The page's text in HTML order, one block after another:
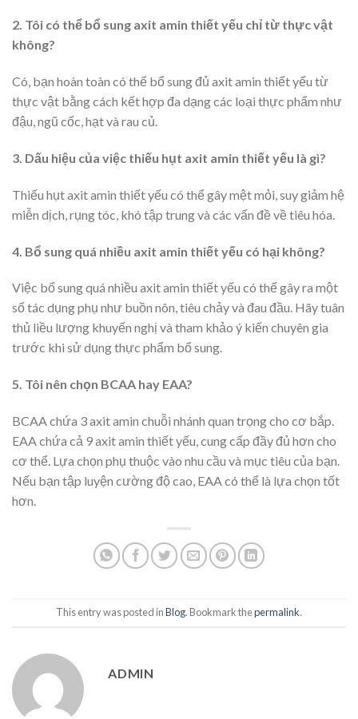
2. Tôi có thể bổ sung axit amin thiết yếu chỉ từ thực vật
không?
Có, bạn hoàn toàn có thể bổ sung đủ axit amin thiết yếu từ
thực vật bằng cách kết hợp đa dạng các loại thực phẩm như
đậu, ngũ cốc, hạt và rau củ.
3. Dấu hiệu của việc thiếu hụt axit amin thiết yếu là gì?
Thiếu hụt axit amin thiết yếu có thể gây mệt mỏi, suy giảm hệ
miễn dịch, rụng tóc, khó tập trung và các vấn đề về tiêu hóa.
4. Bổ sung quá nhiều axit amin thiết yếu có hại không?
Việc bổ sung quá nhiều axit amin thiết yếu có thể gây ra một
số tác dụng phụ như buồn nôn, tiêu chảy và đau đầu. Hãy tuân
thủ liều lượng khuyến nghị và tham khảo ý kiến chuyên gia
trước khi sử dụng thực phẩm bổ sung.
5. Tôi nên chọn BCAA hay EAA?
BCAA chứa 3 axit amin chuỗi nhánh quan trọng cho cơ bắp.
EAA chứa cả 9 axit amin thiết yếu, cung cấp đầy đủ hơn cho
cơ thể. Lựa chọn phụ thuộc vào nhu cầu và mục tiêu của bạn.
Nếu bạn tập luyện cường độ cao, EAA có thể là lựa chọn tốt
hơn.
This entry was posted inBlog. Bookmark thepermalink.
ADMIN